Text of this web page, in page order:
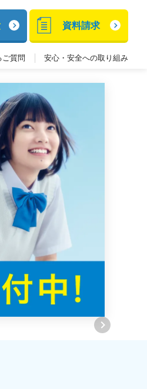
資料請求
ご質問 安心・安全への取り組み